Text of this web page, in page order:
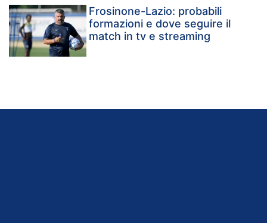
Frosinone-Lazio: probabili
formazioni e dove seguire il
match in tv e streaming